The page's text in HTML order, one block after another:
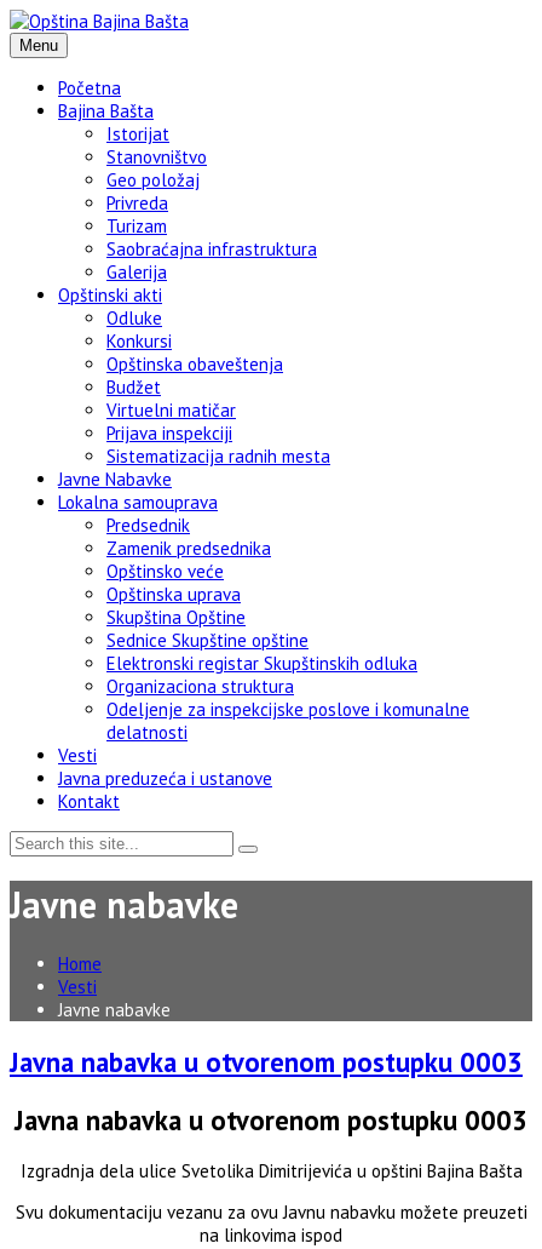
Menu
Početna
Bajina Bašta
Istorijat
Stanovništvo
Geo položaj
Privreda
Turizam
Saobraćajna infrastruktura
Galerija
Opštinski akti
Odluke
Konkursi
Opštinska obaveštenja
Budžet
Virtuelni matičar
Prijava inspekciji
Sistematizacija radnih mesta
Javne Nabavke
Lokalna samouprava
Predsednik
Zamenik predsednika
Opštinsko veće
Opštinska uprava
Skupština Opštine
Sednice Skupštine opštine
Elektronski registar Skupštinskih odluka
Organizaciona struktura
Odeljenje za inspekcijske poslove i komunalne
delatnosti
Vesti
Javna preduzeća i ustanove
Kontakt
Javne nabavke
Home
Vesti
Javne nabavke
Javna nabavka u otvorenom postupku 0003
Javna nabavka u otvorenom postupku 0003
Izgradnja dela ulice Svetolika Dimitrijevića u opštini Bajina Bašta
Svu dokumentaciju vezanu za ovu Javnu nabavku možete preuzeti
na linkovima ispod